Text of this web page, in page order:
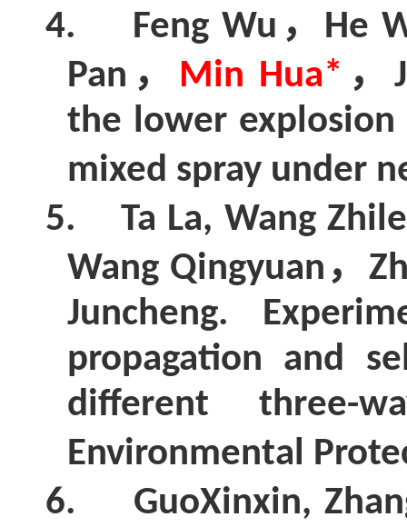
4.
Feng Wu ， He
Pan ， Min Hua* ，
the lower
mixed spray under
5.
Ta La, Wang
Wang Qingyuan ，
Juncheng.
propagation and
different three-
Environmental
6.
GuoXinxin,